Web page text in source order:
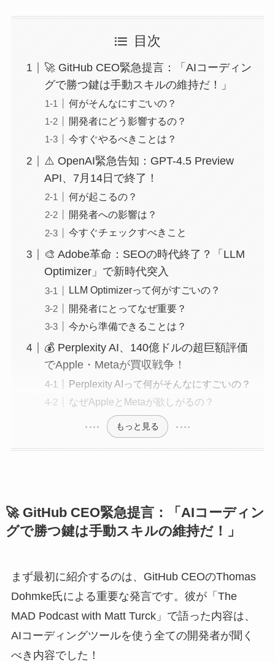
目次
🚀 GitHub CEO緊急提言：「AIコーディン
グで勝つ鍵は手動スキルの維持だ！」
何がそんなにすごいの？
開発者にどう影響するの？
今すぐやるべきことは？
⚠️ OpenAI緊急告知：GPT-4.5 Preview
API、7月14日で終了！
何が起こるの？
開発者への影響は？
今すぐチェックすべきこと
🎨 Adobe革命：SEOの時代終了？「LLM
Optimizer」で新時代突入
LLM Optimizerって何がすごいの？
開発者にとってなぜ重要？
今から準備できることは？
💰 Perplexity AI、140億ドルの超巨額評価
でApple・Metaが買収戦争！
Perplexity AIって何がそんなにすごいの？
なぜAppleとMetaが欲しがるの？
もっと見る
🚀 GitHub CEO緊急提言：「AIコーディン
グで勝つ鍵は手動スキルの維持だ！」
まず最初に紹介するのは、GitHub CEOのThomas
Dohmke氏による重要な発言です。彼が「The
MAD Podcast with Matt Turck」で語った内容は、
AIコーディングツールを使う全ての開発者が聞く
べき内容でした！